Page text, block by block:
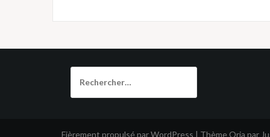
Fièrement propulsé par WordPress | Thème Oria par